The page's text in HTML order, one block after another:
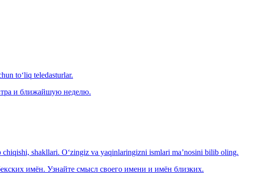
to‘liq teledasturlar.
и ближайшую неделю.
chiqishi, shakllari. O‘zingiz va yaqinlaringizni ismlari ma’nosini bilib oling.
имён. Узнайте смысл своего имени и имён близких.